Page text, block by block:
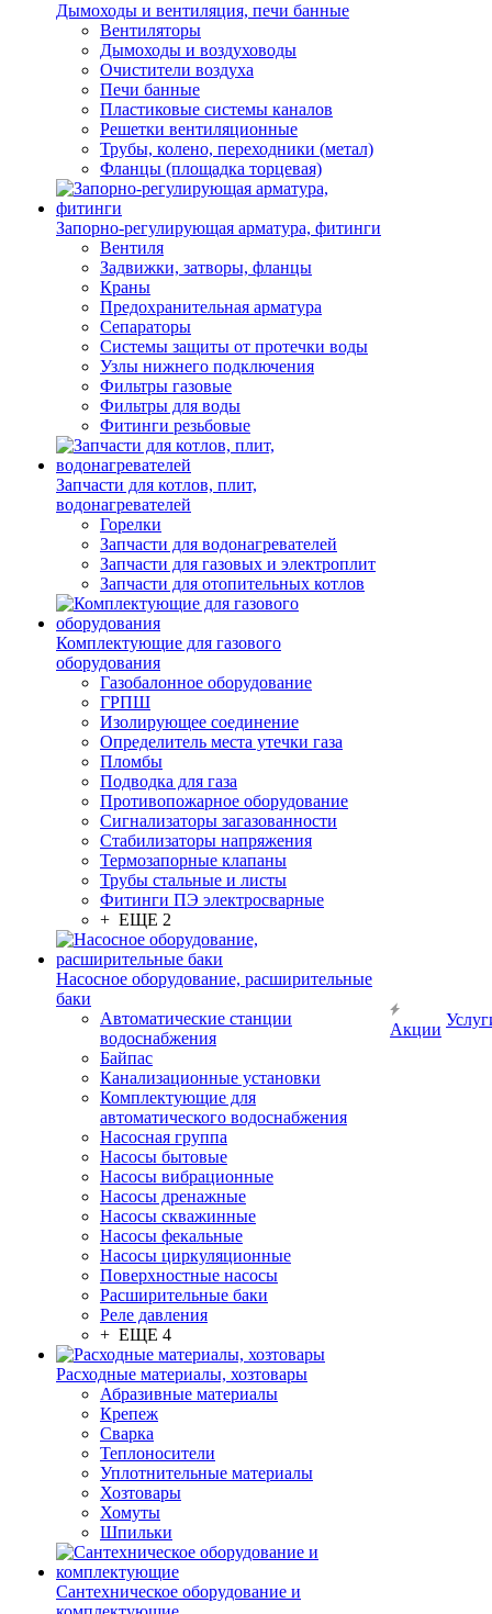
Дымоходы и вентиляция, печи банные
Вентиляторы
Дымоходы и воздуховоды
Очистители воздуха
Печи банные
Пластиковые системы каналов
Решетки вентиляционные
Трубы, колено, переходники (метал)
Фланцы (площадка торцевая)
Запорно-регулирующая арматура, фитинги
Вентиля
Задвижки, затворы, фланцы
Краны
Предохранительная арматура
Сепараторы
Системы защиты от протечки воды
Узлы нижнего подключения
Фильтры газовые
Фильтры для воды
Фитинги резьбовые
Запчасти для котлов, плит,
водонагревателей
Горелки
Запчасти для водонагревателей
Запчасти для газовых и электроплит
Запчасти для отопительных котлов
Комплектующие для газового
оборудования
Газобалонное оборудование
ГРПШ
Изолирующее соединение
Определитель места утечки газа
Пломбы
Подводка для газа
Противопожарное оборудование
Сигнализаторы загазованности
Стабилизаторы напряжения
Термозапорные клапаны
Трубы стальные и листы
Фитинги ПЭ электросварные
+ ЕЩЕ 2
Насосное оборудование, расширительные
баки
Автоматические станции
водоснабжения
Байпас
Канализационные установки
Комплектующие для
автоматического водоснабжения
Насосная группа
Насосы бытовые
Насосы вибрационные
Насосы дренажные
Насосы скважинные
Насосы фекальные
Насосы циркуляционные
Поверхностные насосы
Расширительные баки
Реле давления
+ ЕЩЕ 4
Расходные материалы, хозтовары
Абразивные материалы
Крепеж
Сварка
Теплоносители
Уплотнительные материалы
Хозтовары
Хомуты
Шпильки
Сантехническое оборудование и
Акции